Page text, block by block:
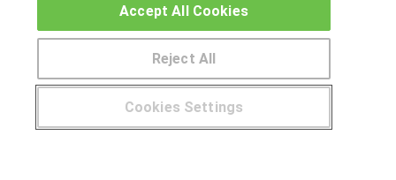
Locos por las becas
Publicar cursos
¿Tienes alguna duda? 900 264 357
Cookies Settings
Reject All
Accept All Cookies